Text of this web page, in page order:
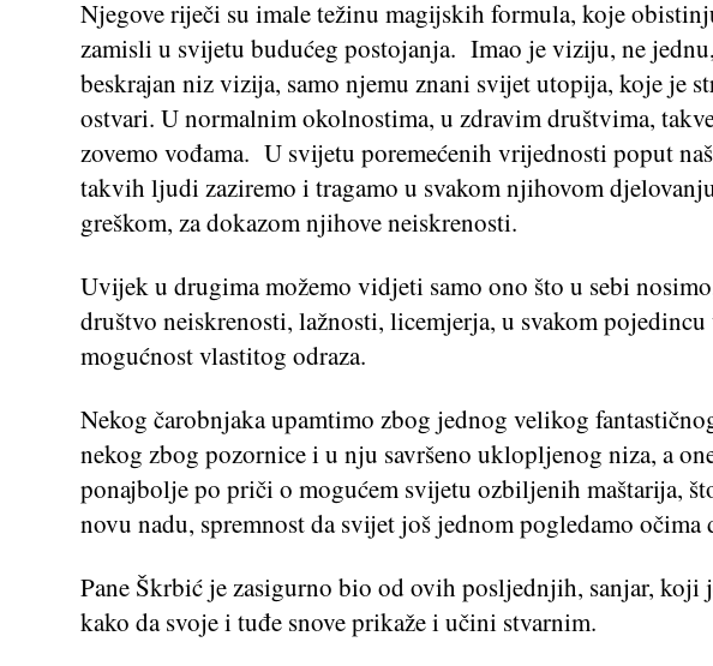
Njegove riječi su imale težinu magijskih formula, koje
zamisli u svijetu budućeg postojanja. Imao je viziju, ne
beskrajan niz vizija, samo njemu znani svijet utopija, koje je
ostvari. U normalnim okolnostima, u zdravim društvima,
zovemo vođama. U svijetu poremećenih vrijednosti poput
takvih ljudi zaziremo i tragamo u svakom njihovom
greškom, za dokazom njihove neiskrenosti.
Uvijek u drugima možemo vidjeti samo ono što u sebi
društvo neiskrenosti, lažnosti, licemjerja, u svakom
mogućnost vlastitog odraza.
Nekog čarobnjaka upamtimo zbog jednog velikog
nekog zbog pozornice i u nju savršeno uklopljenog niza, a
ponajbolje po priči o mogućem svijetu ozbiljenih maštarija,
novu nadu, spremnost da svijet još jednom pogledamo očima
Pane Škrbić je zasigurno bio od ovih posljednjih, sanjar, koji
kako da svoje i tuđe snove prikaže i učini stvarnim.